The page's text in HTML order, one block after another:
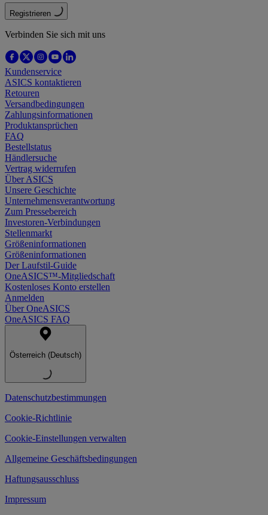
Registrieren
Verbinden Sie sich mit uns
Kundenservice
ASICS kontaktieren
Retouren
Versandbedingungen
Zahlungsinformationen
Produktansprüchen
FAQ
Bestellstatus
Händlersuche
Vertrag widerrufen
Über ASICS
Unsere Geschichte
Unternehmensverantwortung
Zum Pressebereich
Investoren-Verbindungen
Stellenmarkt
Größeninformationen
Größeninformationen
Der Laufstil-Guide
OneASICS™-Mitgliedschaft
Kostenloses Konto erstellen
Anmelden
Über OneASICS
OneASICS FAQ
Österreich (Deutsch)
Datenschutzbestimmungen
Cookie-Richtlinie
Cookie-Einstellungen verwalten
Allgemeine Geschäftsbedingungen
Haftungsausschluss
Impressum